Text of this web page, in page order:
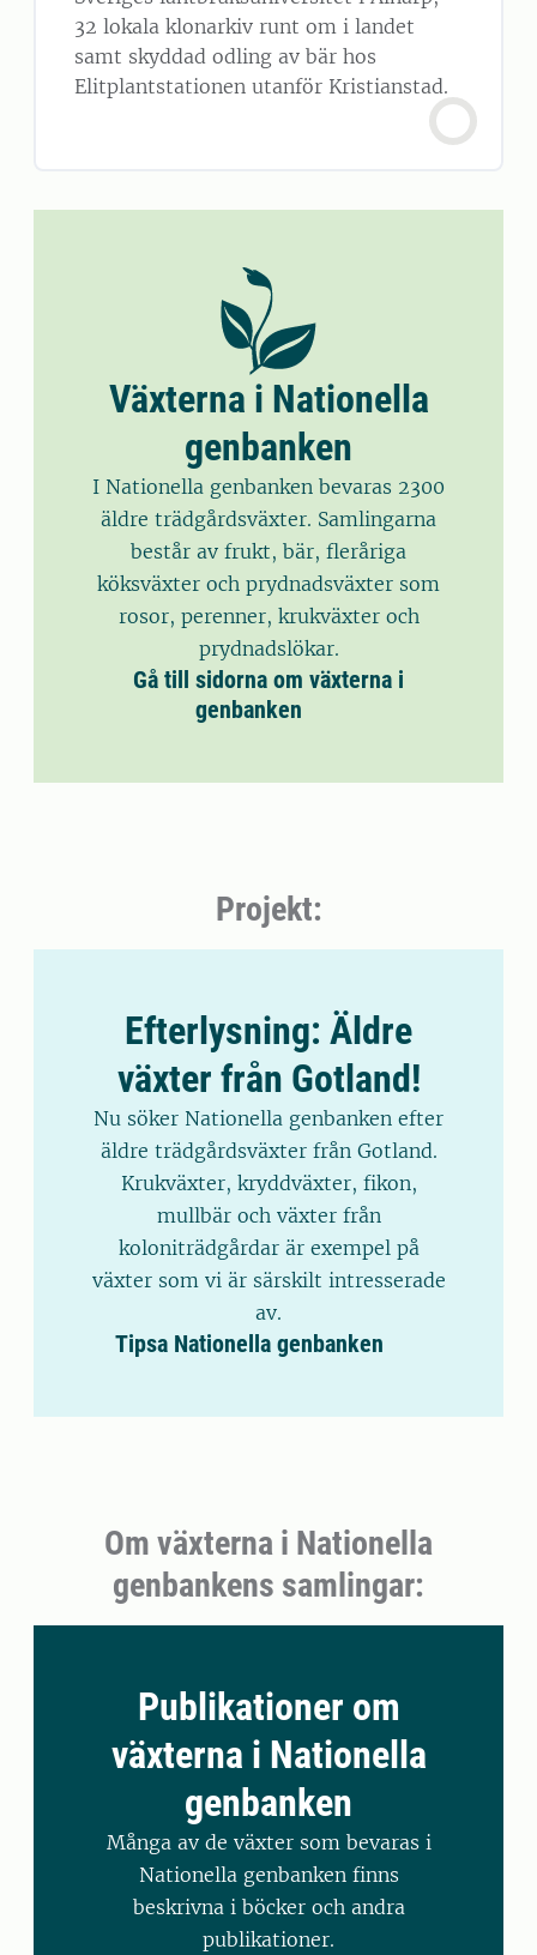
32 lokala klonarkiv runt om i landet
samt skyddad odling av bär hos
Elitplantstationen utanför Kristianstad.
Växterna i Nationella
genbanken
I Nationella genbanken bevaras 2300
äldre trädgårdsväxter. Samlingarna
består av frukt, bär, fleråriga
köksväxter och prydnadsväxter som
rosor, perenner, krukväxter och
prydnadslökar.
Gå till sidorna om växterna i
genbanken
Projekt:
Efterlysning: Äldre
växter från Gotland!
Nu söker Nationella genbanken efter
äldre trädgårdsväxter från Gotland.
Krukväxter, kryddväxter, fikon,
mullbär och växter från
koloniträdgårdar är exempel på
växter som vi är särskilt intresserade
av.
Tipsa Nationella genbanken
Om växterna i Nationella
genbankens samlingar:
Publikationer om
växterna i Nationella
genbanken
Många av de växter som bevaras i
Nationella genbanken finns
beskrivna i böcker och andra
publikationer.